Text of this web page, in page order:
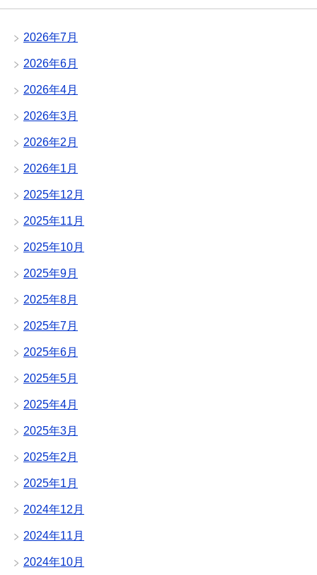
2026年7月
2026年6月
2026年4月
2026年3月
2026年2月
2026年1月
2025年12月
2025年11月
2025年10月
2025年9月
2025年8月
2025年7月
2025年6月
2025年5月
2025年4月
2025年3月
2025年2月
2025年1月
2024年12月
2024年11月
2024年10月